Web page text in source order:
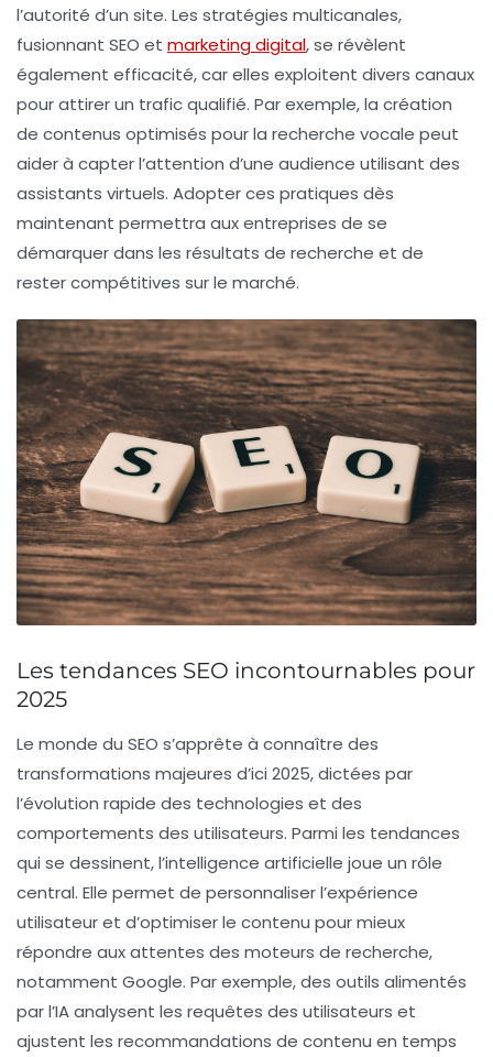
l’autorité d’un site. Les stratégies multicanales,
fusionnant SEO et marketing digital, se révèlent
également efficacité, car elles exploitent divers canaux
pour attirer un trafic qualifié. Par exemple, la création
de contenus optimisés pour la recherche vocale peut
aider à capter l’attention d’une audience utilisant des
assistants virtuels. Adopter ces pratiques dès
maintenant permettra aux entreprises de se
démarquer dans les résultats de recherche et de
rester compétitives sur le marché.
Les tendances SEO incontournables pour
2025
Le monde du SEO s’apprête à connaître des
transformations majeures d’ici 2025, dictées par
l’évolution rapide des technologies et des
comportements des utilisateurs. Parmi les tendances
qui se dessinent, l’intelligence artificielle joue un rôle
central. Elle permet de personnaliser l’expérience
utilisateur et d’optimiser le contenu pour mieux
répondre aux attentes des moteurs de recherche,
notamment Google. Par exemple, des outils alimentés
par l’IA analysent les requêtes des utilisateurs et
ajustent les recommandations de contenu en temps